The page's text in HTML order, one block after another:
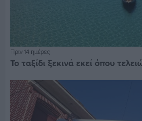
Πριν 14 ημέρες
Το ταξίδι ξεκινά εκεί όπου